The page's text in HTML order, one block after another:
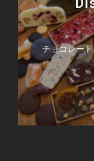
チョコレー